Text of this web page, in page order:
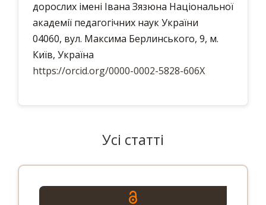
дорослих імені Івана Зязюна Національної
академії педагогічних наук України
04060, вул. Максима Берлинського, 9, м.
Київ, Україна
https://orcid.org/0000-0002-5828-606X
Усі статті